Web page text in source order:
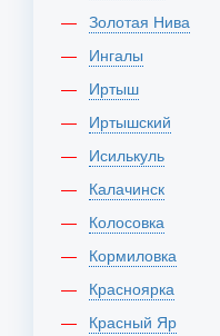
Золотая Нива
Ингалы
Иртыш
Иртышский
Исилькуль
Калачинск
Колосовка
Кормиловка
Красноярка
Красный Яр